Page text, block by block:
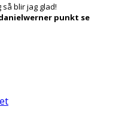
så blir jag glad!
punkt se